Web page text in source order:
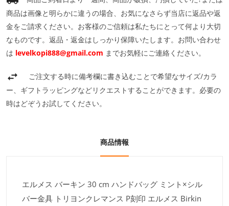
商品は画像と明らかに違うの場合、お気になさらず当店に返品や返
金をご請求ください。お客様のご信頼は私たちにとって何より大切
なものです。返品・返金はしっかり保障いたします。お問い合わせ
は levelkopi888@gmail.com までお気軽にご連絡ください。
ご注文する時に備考欄に書き込むことで希望なサイズ/カラ
ー、ギフトラッピングなどリクエストすることができます。必要の
時はどぞうお試してください。
商品情報
エルメス バーキン 30 cm ハンドバッグ ミント×シル
バー金具 トリヨンクレマンス P刻印 エルメス Birkin